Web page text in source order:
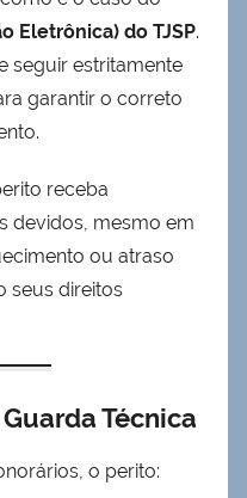
Eletrônica) do TJSP.
seguir estritamente
garantir o correto
receba
devidos, mesmo em
ou atraso
seus direitos
Técnica
o perito: